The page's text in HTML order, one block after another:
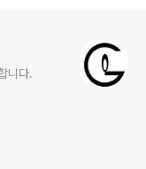
니다.